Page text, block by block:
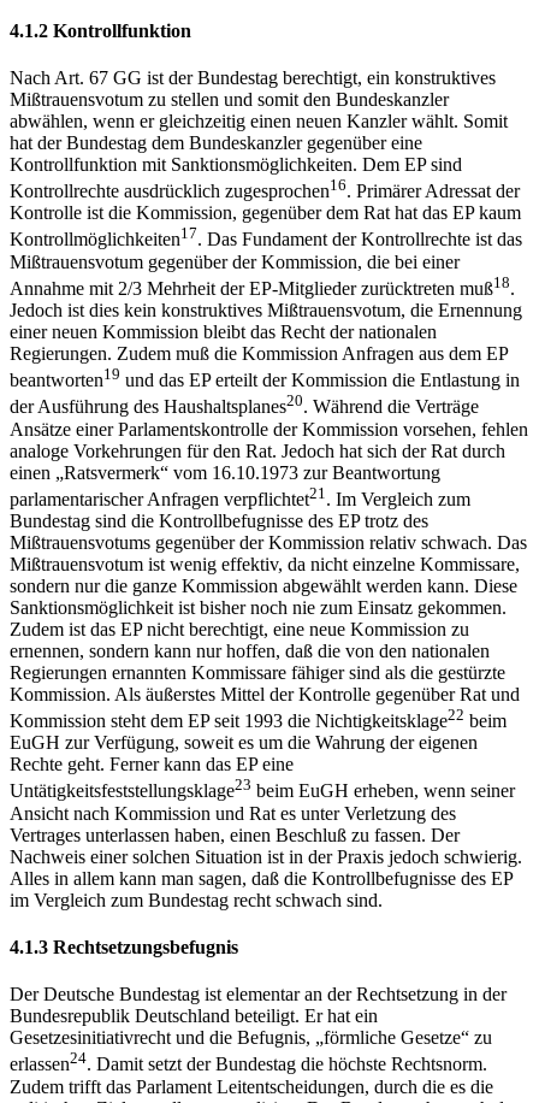
4.1.2 Kontrollfunktion
Nach Art. 67 GG ist der Bundestag berechtigt, ein konstruktives
Mißtrauensvotum zu stellen und somit den Bundeskanzler
abwählen, wenn er gleichzeitig einen neuen Kanzler wählt. Somit
hat der Bundestag dem Bundeskanzler gegenüber eine
Kontrollfunktion mit Sanktionsmöglichkeiten. Dem EP sind
Kontrollrechte ausdrücklich zugesprochen16. Primärer Adressat der
Kontrolle ist die Kommission, gegenüber dem Rat hat das EP kaum
Kontrollmöglichkeiten17. Das Fundament der Kontrollrechte ist das
Mißtrauensvotum gegenüber der Kommission, die bei einer
Annahme mit 2/3 Mehrheit der EP-Mitglieder zurücktreten muß18.
Jedoch ist dies kein konstruktives Mißtrauensvotum, die Ernennung
einer neuen Kommission bleibt das Recht der nationalen
Regierungen. Zudem muß die Kommission Anfragen aus dem EP
beantworten19 und das EP erteilt der Kommission die Entlastung in
der Ausführung des Haushaltsplanes20. Während die Verträge
Ansätze einer Parlamentskontrolle der Kommission vorsehen, fehlen
analoge Vorkehrungen für den Rat. Jedoch hat sich der Rat durch
einen „Ratsvermerk“ vom 16.10.1973 zur Beantwortung
parlamentarischer Anfragen verpflichtet21 . Im Vergleich zum
Bundestag sind die Kontrollbefugnisse des EP trotz des
Mißtrauensvotums gegenüber der Kommission relativ schwach. Das
Mißtrauensvotum ist wenig effektiv, da nicht einzelne Kommissare,
sondern nur die ganze Kommission abgewählt werden kann. Diese
Sanktionsmöglichkeit ist bisher noch nie zum Einsatz gekommen.
Zudem ist das EP nicht berechtigt, eine neue Kommission zu
ernennen, sondern kann nur hoffen, daß die von den nationalen
Regierungen ernannten Kommissare fähiger sind als die gestürzte
Kommission. Als äußerstes Mittel der Kontrolle gegenüber Rat und
Kommission steht dem EP seit 1993 die Nichtigkeitsklage22 beim
EuGH zur Verfügung, soweit es um die Wahrung der eigenen
Rechte geht. Ferner kann das EP eine
Untätigkeitsfeststellungsklage23 beim EuGH erheben, wenn seiner
Ansicht nach Kommission und Rat es unter Verletzung des
Vertrages unterlassen haben, einen Beschluß zu fassen. Der
Nachweis einer solchen Situation ist in der Praxis jedoch schwierig.
Alles in allem kann man sagen, daß die Kontrollbefugnisse des EP
im Vergleich zum Bundestag recht schwach sind.
4.1.3 Rechtsetzungsbefugnis
Der Deutsche Bundestag ist elementar an der Rechtsetzung in der
Bundesrepublik Deutschland beteiligt. Er hat ein
Gesetzesinitiativrecht und die Befugnis, „förmliche Gesetze“ zu
erlassen24. Damit setzt der Bundestag die höchste Rechtsnorm.
Zudem trifft das Parlament Leitentscheidungen, durch die es die